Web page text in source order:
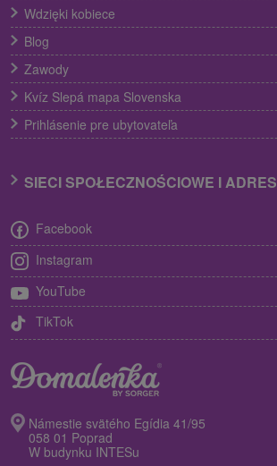
Wdzięki kobiece
Blog
Zawody
Kvíz Slepá mapa Slovenska
Prihlásenie pre ubytovateľa
SIECI SPOŁECZNOŚCIOWE I ADRES
Facebook
Instagram
YouTube
TikTok
Námestie svätého Egídia 41/95
058 01 Poprad
W budynku INTESu